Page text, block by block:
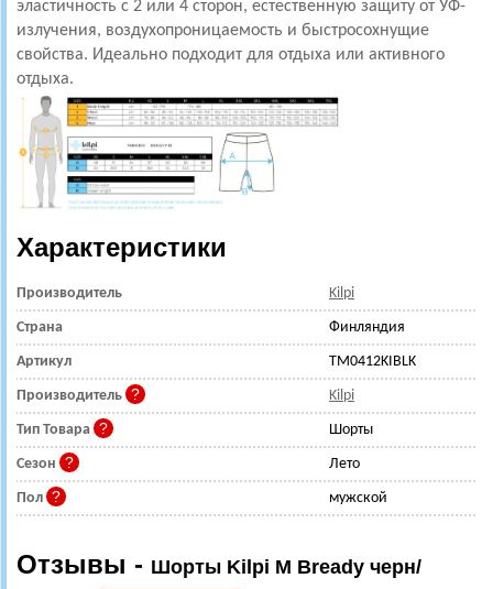
эластичность с 2 или 4 сторон, естественную защиту от УФ-
излучения, воздухопроницаемость и быстросохнущие
свойства. Идеально подходит для отдыха или активного
отдыха.
Характеристики
Производитель Kilpi
Страна Финляндия
Артикул TM0412KIBLK
Производитель Kilpi
Тип Товара Шорты
Сезон Лето
Пол мужской
Отзывы - Шорты Kilpi M Bready черн/